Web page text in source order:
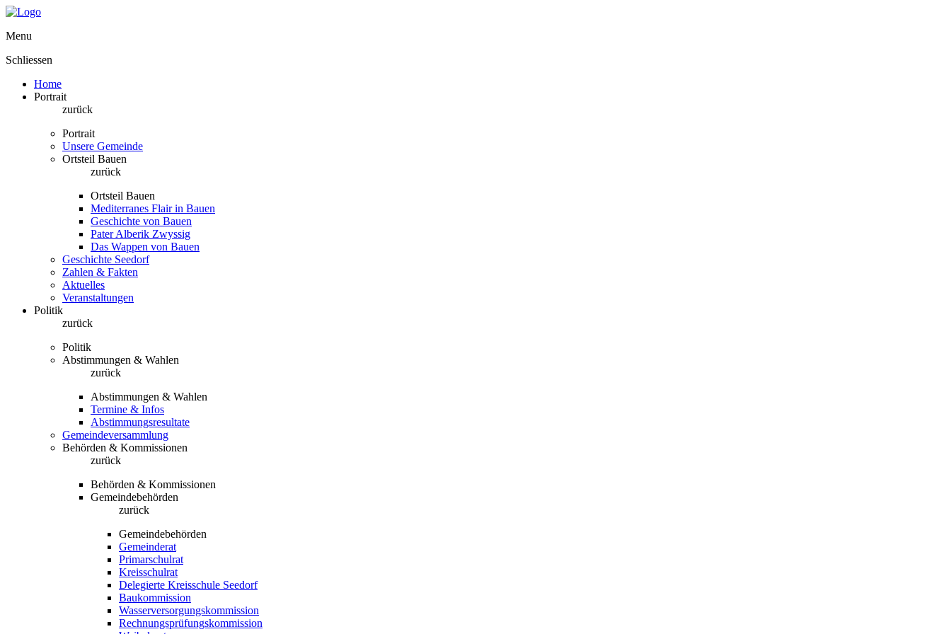
Menu
Schliessen
Home
Portrait
zurück
Portrait
Unsere Gemeinde
Ortsteil Bauen
zurück
Ortsteil Bauen
Mediterranes Flair in Bauen
Geschichte von Bauen
Pater Alberik Zwyssig
Das Wappen von Bauen
Geschichte Seedorf
Zahlen & Fakten
Aktuelles
Veranstaltungen
Politik
zurück
Politik
Abstimmungen & Wahlen
zurück
Abstimmungen & Wahlen
Termine & Infos
Abstimmungsresultate
Gemeindeversammlung
Behörden & Kommissionen
zurück
Behörden & Kommissionen
Gemeindebehörden
zurück
Gemeindebehörden
Gemeinderat
Primarschulrat
Kreisschulrat
Delegierte Kreisschule Seedorf
Baukommission
Wasserversorgungskommission
Rechnungsprüfungskommission